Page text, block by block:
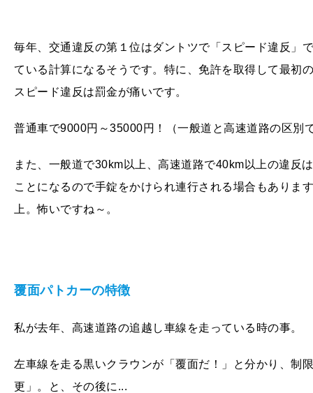
毎年、交通違反の第１位はダントツで「スピード違反」
ている計算になるそうです。特に、免許を取得して最初
スピード違反は罰金が痛いです。
普通車で9000円～35000円！（一般道と高速道路の区別
また、一般道で30km 以上、高速道路で40km 以上の違反
ことになるので手錠をかけられ連行される場合もありま
上。怖いですね～。
覆面パトカーの特徴
私が去年、高速道路の追越し車線を走っている時の事。
左車線を走る黒いクラウンが「覆面だ！」と分かり、制
更」。と、その後に...